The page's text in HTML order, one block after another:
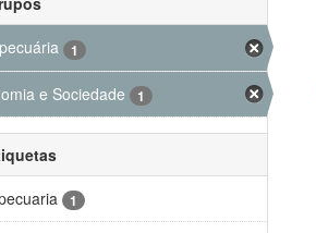
1
e Sociedade 1
1